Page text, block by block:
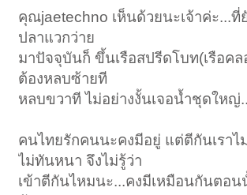
คุณjaetechno เห็นด้วยนะเจ้าค่ะ...ที่
ปลาแวกว่าย
มาปัจจุบันก็ ขึ้นเรือสปรีดโบท(เรือค
ต้องหลบซ้ายที
หลบขวาที ไม่อย่างงั้นเจอน้ำชุดใหญ่
คนไทยรักคนนะคงมีอยู่ แต่ตีกันเราไม่
ไม่ทันหนา จึงไม่รู้ว่า
เข้าตีกันไหมนะ...คงมีเหมือนกันตอน